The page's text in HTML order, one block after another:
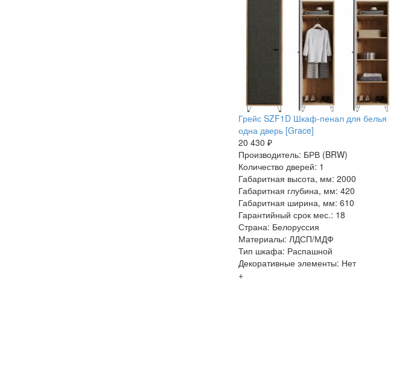
Грейс SZF1D Шкаф-пенал для белья
одна дверь [Grace]
20 430 ₽
Производитель: БРВ (BRW)
Количество дверей: 1
Габаритная высота, мм: 2000
Габаритная глубина, мм: 420
Габаритная ширина, мм: 610
Гарантийный срок мес.: 18
Страна: Белоруссия
Материалы: ЛДСП/МДФ
Тип шкафа: Распашной
Декоративные элементы: Нет
+